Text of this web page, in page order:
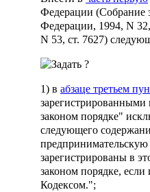
Федерации (Собрание
Федерации, 1994, N
N 53, ст. 7627)
1) в абзаце третьем
зарегистрированными
законом порядке"
следующего
зарегистрированы в
законом порядке,
Кодексом.";